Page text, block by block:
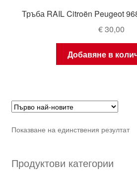
Тръба RAIL Citroën Peugeot
€30,00
Добавяне в
Показване на единствения резултат
Продуктови категории